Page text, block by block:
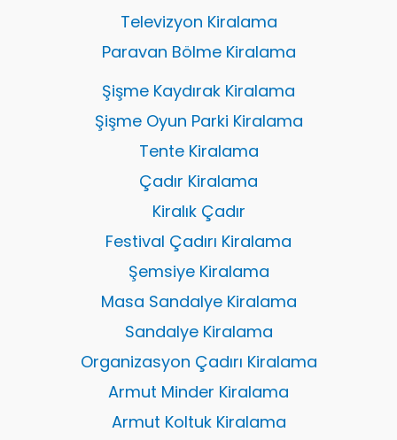
Televizyon Kiralama
Paravan Bölme Kiralama
Şişme Kaydırak Kiralama
Şişme Oyun Parki Kiralama
Tente Kiralama
Çadır Kiralama
Kiralık Çadır
Festival Çadırı Kiralama
Şemsiye Kiralama
Masa Sandalye Kiralama
Sandalye Kiralama
Organizasyon Çadırı Kiralama
Armut Minder Kiralama
Armut Koltuk Kiralama